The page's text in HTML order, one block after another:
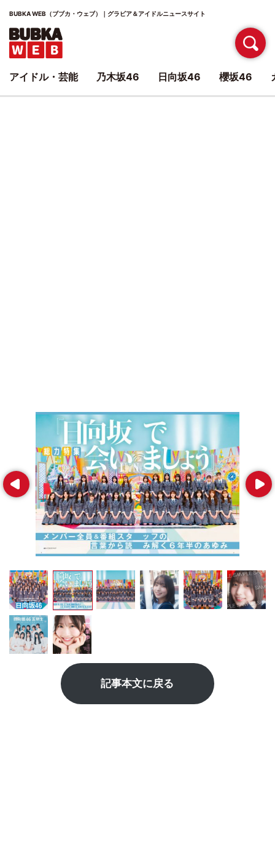
BUBKA WEB（ブブカ・ウェブ）｜グラビア＆アイドルニュースサイト
Prev Next
記事本文に戻る
アイドル・芸能 乃木坂46 日向坂46 櫻坂46